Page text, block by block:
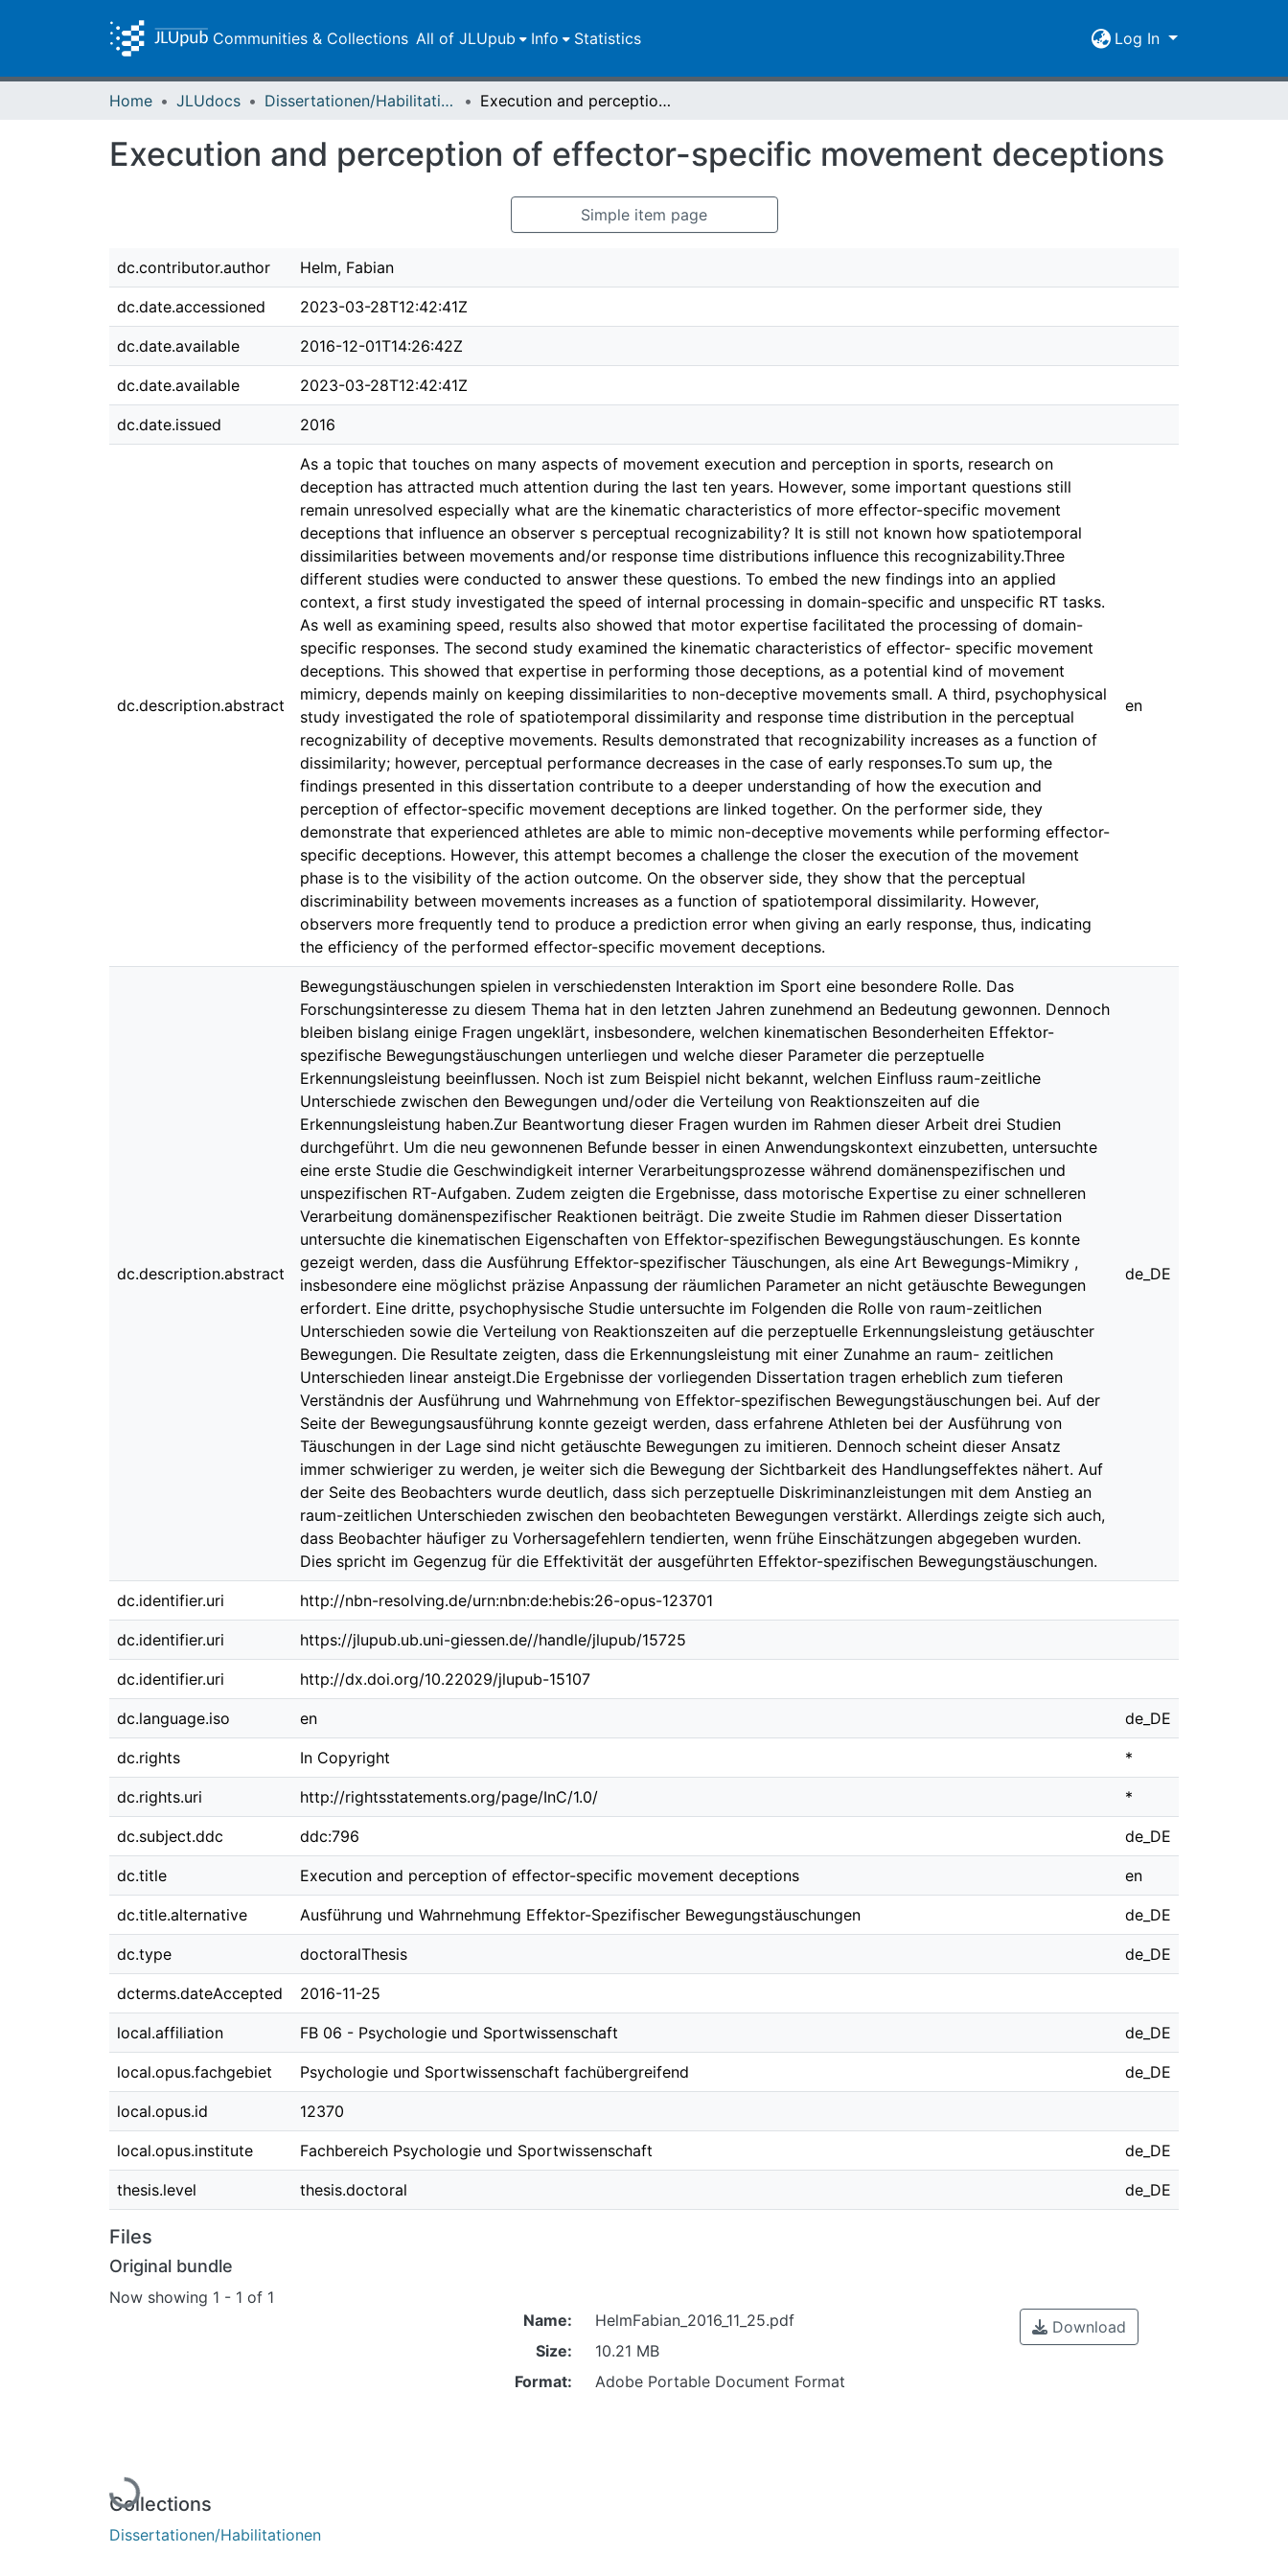
Communities & Collections All of JLUpub Info Statistics Log In
Home JLUdocs Dissertationen/Habilitationen Execution and perception of effector-specific movement deceptions
Execution and perception of effector-specific movement deceptions
Simple item page
dc.contributor.author Helm, Fabian
dc.date.accessioned 2023-03-28T12:42:41Z
dc.date.available 2016-12-01T14:26:42Z
dc.date.available 2023-03-28T12:42:41Z
dc.date.issued 2016
dc.description.abstract
As a topic that touches on many aspects of movement execution and perception in sports, research on
deception has attracted much attention during the last ten years. However, some important questions still
remain unresolved especially what are the kinematic characteristics of more effector-specific movement
deceptions that influence an observer s perceptual recognizability? It is still not known how spatiotemporal
dissimilarities between movements and/or response time distributions influence this recognizability.Three
different studies were conducted to answer these questions. To embed the new findings into an applied
context, a first study investigated the speed of internal processing in domain-specific and unspecific RT tasks.
As well as examining speed, results also showed that motor expertise facilitated the processing of domain-
specific responses. The second study examined the kinematic characteristics of effector- specific movement
deceptions. This showed that expertise in performing those deceptions, as a potential kind of movement
mimicry, depends mainly on keeping dissimilarities to non-deceptive movements small. A third, psychophysical
study investigated the role of spatiotemporal dissimilarity and response time distribution in the perceptual
recognizability of deceptive movements. Results demonstrated that recognizability increases as a function of
dissimilarity; however, perceptual performance decreases in the case of early responses.To sum up, the
findings presented in this dissertation contribute to a deeper understanding of how the execution and
perception of effector-specific movement deceptions are linked together. On the performer side, they
demonstrate that experienced athletes are able to mimic non-deceptive movements while performing effector-
specific deceptions. However, this attempt becomes a challenge the closer the execution of the movement
phase is to the visibility of the action outcome. On the observer side, they show that the perceptual
discriminability between movements increases as a function of spatiotemporal dissimilarity. However,
observers more frequently tend to produce a prediction error when giving an early response, thus, indicating
the efficiency of the performed effector-specific movement deceptions.
en
dc.description.abstract
Bewegungstäuschungen spielen in verschiedensten Interaktion im Sport eine besondere Rolle. Das
Forschungsinteresse zu diesem Thema hat in den letzten Jahren zunehmend an Bedeutung gewonnen. Dennoch
bleiben bislang einige Fragen ungeklärt, insbesondere, welchen kinematischen Besonderheiten Effektor-
spezifische Bewegungstäuschungen unterliegen und welche dieser Parameter die perzeptuelle
Erkennungsleistung beeinflussen. Noch ist zum Beispiel nicht bekannt, welchen Einfluss raum-zeitliche
Unterschiede zwischen den Bewegungen und/oder die Verteilung von Reaktionszeiten auf die
Erkennungsleistung haben.Zur Beantwortung dieser Fragen wurden im Rahmen dieser Arbeit drei Studien
durchgeführt. Um die neu gewonnenen Befunde besser in einen Anwendungskontext einzubetten, untersuchte
eine erste Studie die Geschwindigkeit interner Verarbeitungsprozesse während domänenspezifischen und
unspezifischen RT-Aufgaben. Zudem zeigten die Ergebnisse, dass motorische Expertise zu einer schnelleren
Verarbeitung domänenspezifischer Reaktionen beiträgt. Die zweite Studie im Rahmen dieser Dissertation
untersuchte die kinematischen Eigenschaften von Effektor-spezifischen Bewegungstäuschungen. Es konnte
gezeigt werden, dass die Ausführung Effektor-spezifischer Täuschungen, als eine Art Bewegungs-Mimikry ,
insbesondere eine möglichst präzise Anpassung der räumlichen Parameter an nicht getäuschte Bewegungen
erfordert. Eine dritte, psychophysische Studie untersuchte im Folgenden die Rolle von raum-zeitlichen
Unterschieden sowie die Verteilung von Reaktionszeiten auf die perzeptuelle Erkennungsleistung getäuschter
Bewegungen. Die Resultate zeigten, dass die Erkennungsleistung mit einer Zunahme an raum- zeitlichen
Unterschieden linear ansteigt.Die Ergebnisse der vorliegenden Dissertation tragen erheblich zum tieferen
Verständnis der Ausführung und Wahrnehmung von Effektor-spezifischen Bewegungstäuschungen bei. Auf der
Seite der Bewegungsausführung konnte gezeigt werden, dass erfahrene Athleten bei der Ausführung von
Täuschungen in der Lage sind nicht getäuschte Bewegungen zu imitieren. Dennoch scheint dieser Ansatz
immer schwieriger zu werden, je weiter sich die Bewegung der Sichtbarkeit des Handlungseffektes nähert. Auf
der Seite des Beobachters wurde deutlich, dass sich perzeptuelle Diskriminanzleistungen mit dem Anstieg an
raum-zeitlichen Unterschieden zwischen den beobachteten Bewegungen verstärkt. Allerdings zeigte sich auch,
dass Beobachter häufiger zu Vorhersagefehlern tendierten, wenn frühe Einschätzungen abgegeben wurden.
Dies spricht im Gegenzug für die Effektivität der ausgeführten Effektor-spezifischen Bewegungstäuschungen.
de_DE
dc.identifier.uri http://nbn-resolving.de/urn:nbn:de:hebis:26-opus-123701
dc.identifier.uri https://jlupub.ub.uni-giessen.de//handle/jlupub/15725
dc.identifier.uri http://dx.doi.org/10.22029/jlupub-15107
dc.language.iso en de_DE
dc.rights In Copyright *
dc.rights.uri http://rightsstatements.org/page/InC/1.0/ *
dc.subject.ddc ddc:796 de_DE
dc.title Execution and perception of effector-specific movement deceptions en
dc.title.alternative Ausführung und Wahrnehmung Effektor-Spezifischer Bewegungstäuschungen de_DE
dc.type doctoralThesis de_DE
dcterms.dateAccepted 2016-11-25
local.affiliation FB 06 - Psychologie und Sportwissenschaft de_DE
local.opus.fachgebiet Psychologie und Sportwissenschaft fachübergreifend de_DE
local.opus.id 12370
local.opus.institute Fachbereich Psychologie und Sportwissenschaft de_DE
thesis.level thesis.doctoral de_DE
Files
Original bundle
Now showing 1 - 1 of 1
Loading...
Name:
HelmFabian_2016_11_25.pdf
Size:
10.21 MB
Format:
Adobe Portable Document Format
Download
Collections
Dissertationen/Habilitationen